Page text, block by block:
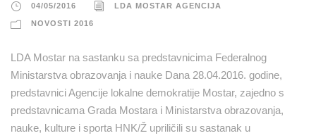
04/05/2016 LDA MOSTAR AGENCIJA
NOVOSTI 2016
LDA Mostar na sastanku sa predstavnicima Federalnog
Ministarstva obrazovanja i nauke Dana 28.04.2016. godine,
predstavnici Agencije lokalne demokratije Mostar, zajedno s
predstavnicama Grada Mostara i Ministarstva obrazovanja,
nauke, kulture i sporta HNK/Ž upriličili su sastanak u